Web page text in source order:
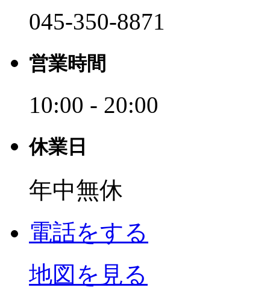
045-350-8871
営業時間
10:00 - 20:00
休業日
年中無休
電話をする
地図を見る